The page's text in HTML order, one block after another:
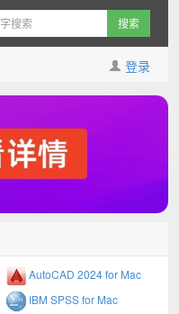
登录
AutoCAD 2024 for Mac
IBM SPSS for Mac